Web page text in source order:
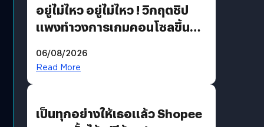
อยู่ไม่ไหว อยู่ไม่ไหว ! วิกฤตชิป
แพงทำวงการเกมคอนโซลขึ้น
?
06/08/2026
Read More
เป็นทุกอย่างให้เธอแล้ว Shopee